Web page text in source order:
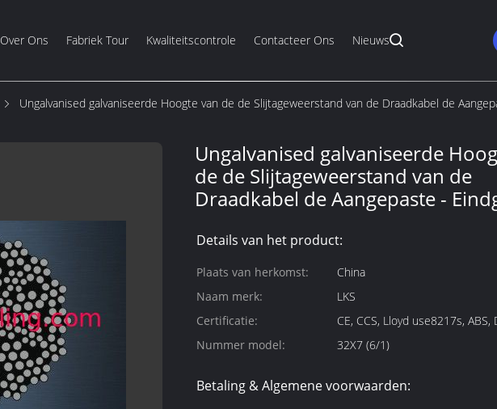
Over Ons Fabriek Tour Kwaliteitscontrole Contacteer Ons Nieuws
Ungalvanised galvaniseerde Hoogte van de de Slijtageweerstand van de Draadkabel de
Ungalvanised galvaniseerde
de de Slijtageweerstand van de
Draadkabel de Aangepaste -
Details van het product:
Plaats van herkomst:
China
Naam merk:
LKS
Certificatie:
CE, CCS, Lloyd use8217s, ABS,
Nummer model:
32X7 (6/1)
Betaling & Algemene voorwaarden: